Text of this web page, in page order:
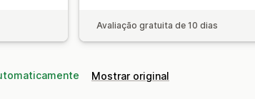
Avaliação gratuita de 10 dias
Mostrar original